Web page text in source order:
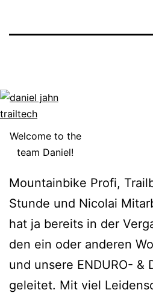
Welcome to the
team Daniel!
Mountainbike Profi,
Stunde und Nicolai
hat ja bereits in der
den ein oder anderen
und unsere ENDURO- &
geleitet. Mit viel